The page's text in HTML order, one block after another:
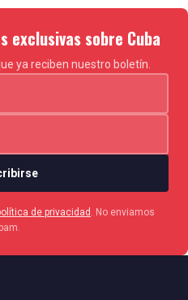
exclusivas sobre Cuba
ya reciben nuestro boletín.
de privacidad . No enviamos